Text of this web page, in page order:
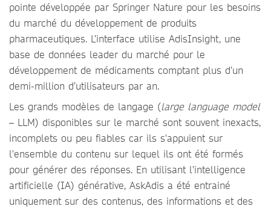
pointe développée par Springer Nature pour les besoins
du marché du développement de produits
pharmaceutiques. L’interface utilise AdisInsight, une
base de données leader du marché pour le
développement de médicaments comptant plus d’un
demi-million d’utilisateurs par an.
Les grands modèles de langage (large language model
– LLM) disponibles sur le marché sont souvent inexacts,
incomplets ou peu fiables car ils s'appuient sur
l'ensemble du contenu sur lequel ils ont été formés
pour générer des réponses. En utilisant l'intelligence
artificielle (IA) générative, AskAdis a été entrainé
uniquement sur des contenus, des informations et des